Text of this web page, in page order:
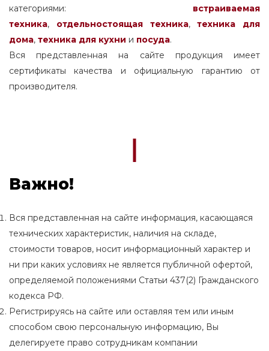
категориями: встраиваемая
техника, отдельностоящаятехника,
техника для
дома, техника для кухни и посуда.
Вся представленная на сайте продукция имеет
сертификаты качества и официальную гарантию от
производителя.
Важно!
Вся представленная на сайте информация, касающаяся
технических характеристик, наличия на складе,
стоимости товаров, носит информационный характер и
ни при каких условиях не является публичной офертой,
определяемой положениями Статьи 437(2) Гражданского
кодекса РФ.
Регистрируясь на сайте или оставляя тем или иным
способом свою персональную информацию, Вы
делегируете право сотрудникам компании